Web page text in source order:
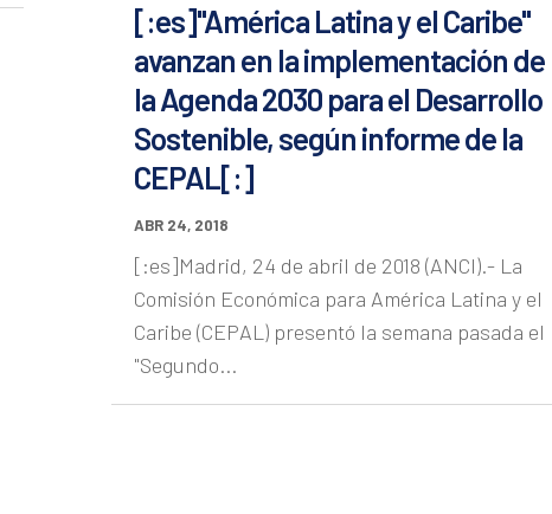
[:es]"América Latina y el Caribe"
avanzan en la implementación de
la Agenda 2030 para el Desarrollo
Sostenible, según informe de la
CEPAL[:]
ABR 24, 2018
[:es]Madrid, 24 de abril de 2018 (ANCI).- La
Comisión Económica para América Latina y el
Caribe (CEPAL) presentó la semana pasada el
"Segundo...